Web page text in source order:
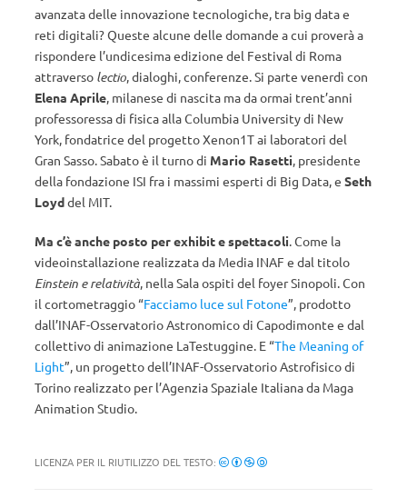
avanzata delle innovazione tecnologiche, tra big data e
reti digitali? Queste alcune delle domande a cui proverà a
rispondere l’undicesima edizione del Festival di Roma
attraverso lectio, dialoghi, conferenze. Si parte venerdì con
Elena Aprile, milanese di nascita ma da ormai trent’anni
professoressa di fisica alla Columbia University di New
York, fondatrice del progetto Xenon1T ai laboratori del
Gran Sasso. Sabato è il turno di Mario Rasetti, presidente
della fondazione ISI fra i massimi esperti di Big Data, e Seth
Loyddel MIT.
Ma c’è anche posto per exhibit e spettacoli. Come la
videoinstallazione realizzata da Media INAF e dal titolo
Einstein e relatività, nella Sala ospiti del foyer Sinopoli. Con
il cortometraggio “Facciamo luce sul Fotone”, prodotto
dall’INAF-Osservatorio Astronomico di Capodimonte e dal
collettivo di animazione LaTestuggine. E “The Meaning of
Light”, un progetto dell’INAF-Osservatorio Astrofisico di
Torino realizzato per l’Agenzia Spaziale Italiana da Maga
Animation Studio.
LICENZA PER IL RIUTILIZZO DEL TESTO: